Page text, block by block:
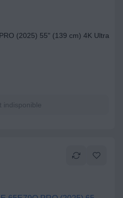
(2025) 55" (139 cm) 4K Ultra
indisponible